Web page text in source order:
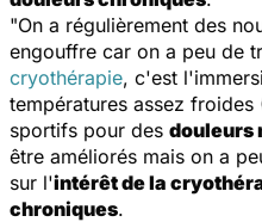
"On a régulièrement des
engouffre car on a peu de
cryothérapie, c'est
températures assez froides
sportifs pour des douleurs
être améliorés mais on a
sur l'intérêt de la
chroniques.